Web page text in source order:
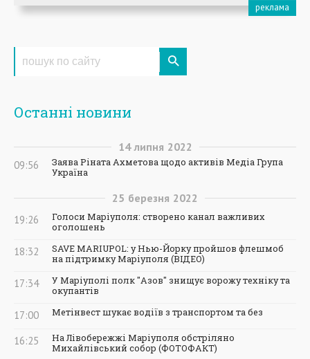
Останні новини
14 липня 2022
09:56
Заява Ріната Ахметова щодо активів Медіа Група
Україна
25 березня 2022
19:26
Голоси Маріуполя: створено канал важливих
оголошень
18:32
SAVE MARIUPOL: у Нью-Йорку пройшов флешмоб
на підтримку Маріуполя (ВІДЕО)
17:34
У Маріуполі полк "Азов" знищує ворожу техніку та
окупантів
17:00 Метінвест шукає водіїв з транспортом та без
16:25
На Лівобережжі Маріуполя обстріляно
Михайлівський собор (ФОТОФАКТ)